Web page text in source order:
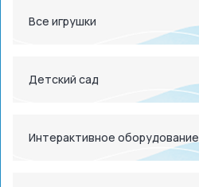
Все игрушки
Детский сад
Интерактивное оборудование